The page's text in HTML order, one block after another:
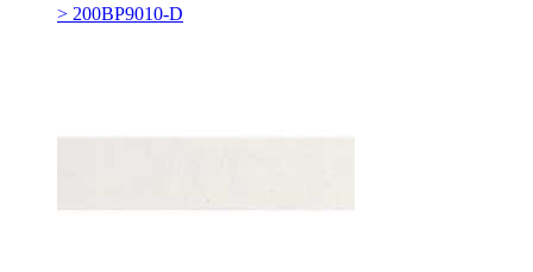
> 200BP9010-D